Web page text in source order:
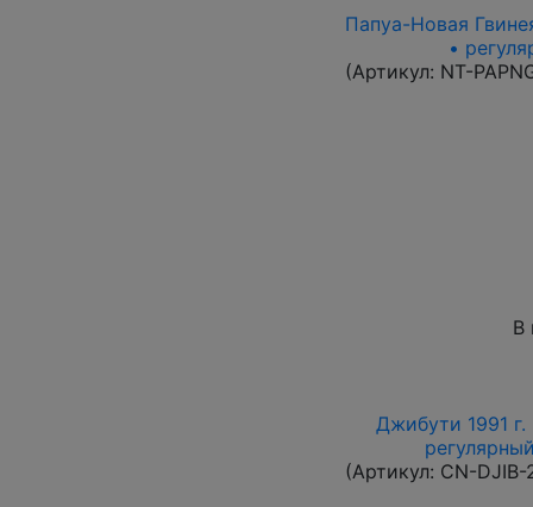
Папуа-Новая
•
(Артикул: NT-
В
Джибути 1991
(Артикул: CN-DJIB-